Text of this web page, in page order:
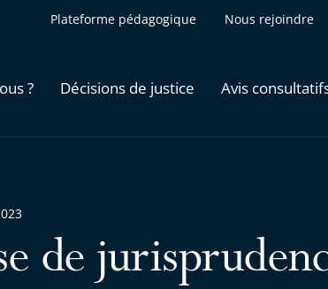
Plateforme pédagogique Nous rejoindre
? Décisions de justice Avis
de